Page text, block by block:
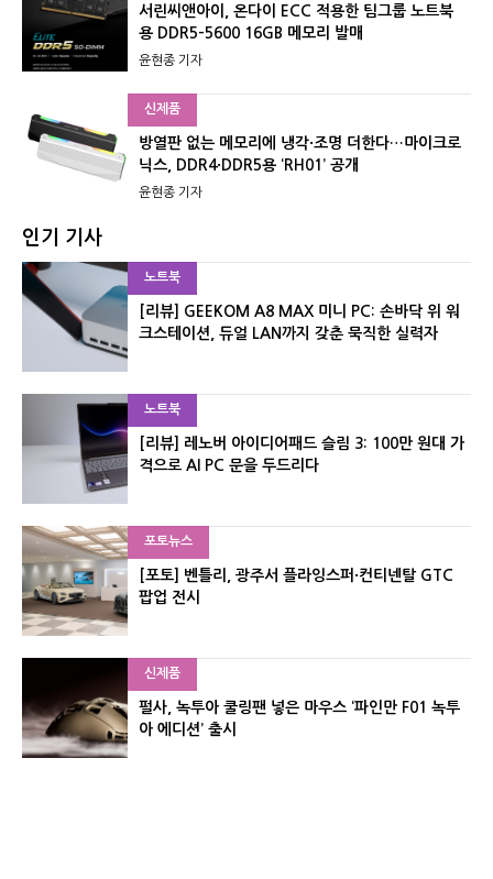
서린씨앤아이, 온다이 ECC 적용한 팀그룹 노트북
용 DDR5-5600 16GB 메모리 발매
윤현종 기자
신제품
방열판 없는 메모리에 냉각·조명 더한다…마이크로
닉스, DDR4·DDR5용 ‘RH01’ 공개
윤현종 기자
인기 기사
노트북
[리뷰] GEEKOM A8 MAX 미니 PC: 손바닥 위 워
크스테이션, 듀얼 LAN까지 갖춘 묵직한 실력자
노트북
[리뷰] 레노버 아이디어패드 슬림 3: 100만 원대 가
격으로 AI PC 문을 두드리다
포토뉴스
[포토] 벤틀리, 광주서 플라잉스퍼·컨티넨탈 GTC
팝업 전시
신제품
펄사, 녹투아 쿨링팬 넣은 마우스 ‘파인만 F01 녹투
아 에디션’ 출시